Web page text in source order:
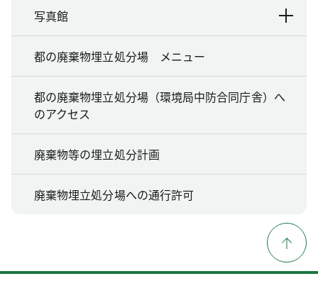
写真館
都の廃棄物埋立処分場 メニュー
都の廃棄物埋立処分場（環境局中防合同庁舎）へ
のアクセス
廃棄物等の埋立処分計画
廃棄物埋立処分場への通行許可